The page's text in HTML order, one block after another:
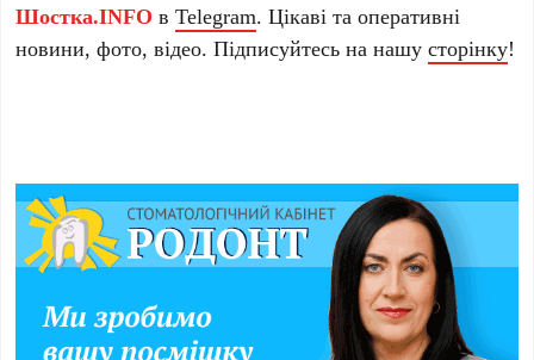
Шостка.INFO вTelegram. Цікаві та оперативні
новини, фото, відео. Підписуйтесь на нашусторінку!